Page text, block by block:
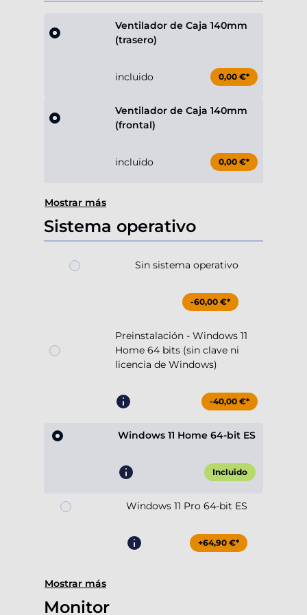
Ventilador de Caja 140mm
(trasero)
incluido 0,00 €*
Ventilador de Caja 140mm
(frontal)
incluido 0,00 €*
Mostrar más
Sistema operativo
Sin sistema operativo
-60,00 €*
Preinstalación - Windows 11
Home 64 bits (sin clave ni
licencia de Windows)
-40,00 €*
Windows 11 Home 64-bit ES
Incluido
Windows 11 Pro 64-bit ES
+64,90 €*
Mostrar más
Monitor